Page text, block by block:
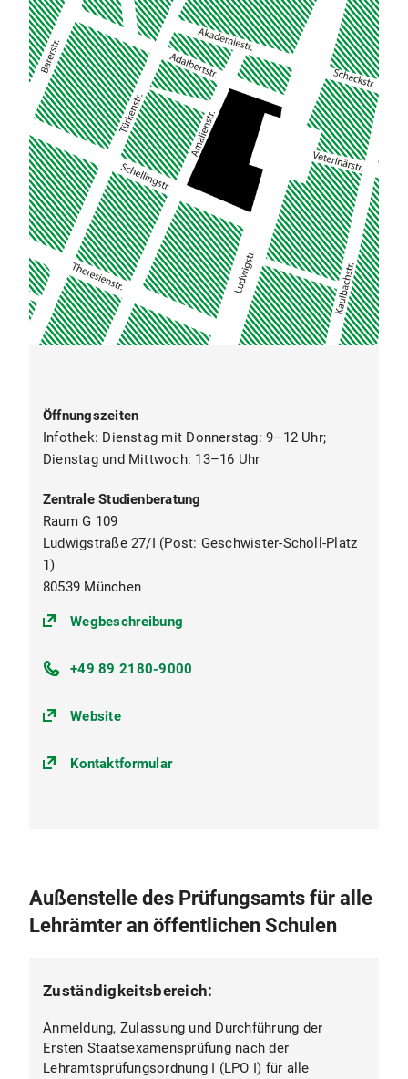
Öffnungszeiten
Infothek: Dienstag mit Donnerstag: 9–12 Uhr;
Dienstag und Mittwoch: 13–16 Uhr
Zentrale Studienberatung
Raum G 109
Ludwigstraße 27/I (Post: Geschwister-Scholl-Platz
1)
80539 München
Wegbeschreibung
+49 89 2180-9000
Website
Kontaktformular
Außenstelle des Prüfungsamts für alle
Lehrämter an öffentlichen Schulen
Zuständigkeitsbereich:
Anmeldung, Zulassung und Durchführung der
Ersten Staatsexamensprüfung nach der
Lehramtsprüfungsordnung I (LPO I) für alle